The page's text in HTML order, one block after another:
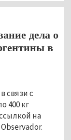
дела о
в
связи с
400 кг
на